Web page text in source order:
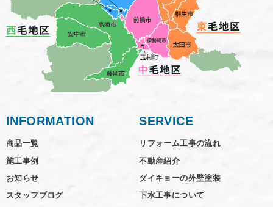
INFORMATION
商品一覧
施工事例
お知らせ
スタッフブログ
SERVICE
リフォーム工事の流れ
不動産紹介
ダイキョーの外壁塗装
下水工事について